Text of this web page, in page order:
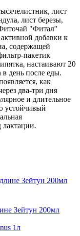
лист
лист березы,
"Фитал"
активной добавки к
содержащей
пакетик
настаивают 20
день после еды.
как
два-три дня
и длительное
устойчивый
лактации.
Зейтун 200мл